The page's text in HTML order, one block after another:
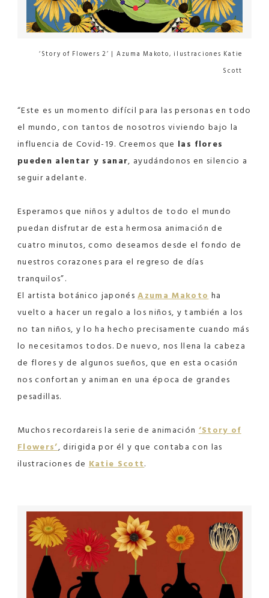
‘Story of Flowers 2’ | Azuma Makoto, ilustraciones Katie
Scott
“Este es un momento difícil para las personas en todo
el mundo, con tantos de nosotros viviendo bajo la
influencia de Covid-19. Creemos que las flores
pueden alentar y sanar, ayudándonos en silencio a
seguir adelante.
Esperamos que niños y adultos de todo el mundo
puedan disfrutar de esta hermosa animación de
cuatro minutos, como deseamos desde el fondo de
nuestros corazones para el regreso de días
tranquilos”.
El artista botánico japonésAzuma Makotoha
vuelto a hacer un regalo a los niños, y también a los
no tan niños, y lo ha hecho precisamente cuando más
lo necesitamos todos. De nuevo, nos llena la cabeza
de flores y de algunos sueños, que en esta ocasión
nos confortan y animan en una época de grandes
pesadillas.
Muchos recordareis la serie de animación‘Story of
Flowers’, dirigida por él y que contaba con las
ilustraciones deKatie Scott.